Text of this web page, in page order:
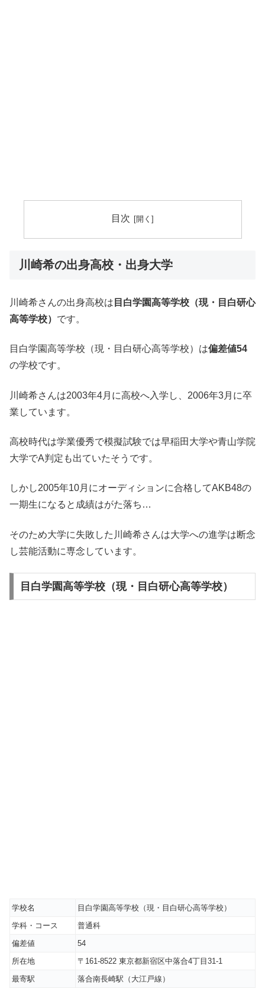
目次
川崎希の出身高校・出身大学
川崎希さんの出身高校は 目白学園高等学校（現・目白研心
高等学校） です。
目白学園高等学校（現・目白研心高等学校）は偏差値54
の学校です。
川崎希さんは2003年4月に高校へ入学し、2006年3月に卒
業しています。
高校時代は学業優秀で模擬試験では早稲田大学や青山学院
大学でA判定も出ていたそうです。
しかし2005年10月にオーディションに合格してAKB48の
一期生になると成績はがた落ち…
そのため大学に失敗した 川崎希さんは大学への進学は断念
し芸能活動に専念しています。
目白学園高等学校（現・目白研心高等学校）
学校名
目白学園高等学校（現・目白研心高等学校）
学科・コース
普通科
偏差値
54
所在地
〒161-8522 東京都新宿区中落合4丁目31-1
最寄駅
落合南長崎駅（大江戸線）